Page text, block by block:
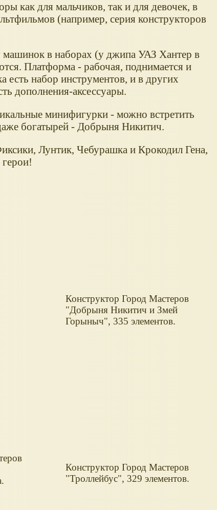
как для мальчиков, так и для девочек, в
(например, серия конструкторов
машинок в наборах (у джипа УАЗ Хантер в
Платформа - рабочая, поднимается и
есть набор инструментов, и в других
дополнения-аксессуары.
минифигурки - можно встретить
богатырей - Добрыня Никитич.
Лунтик, Чебурашка и Крокодил Гена,
Конструктор Город Мастеров
"Добрыня Никитич и Змей
Горыныч", 335 элементов.
Конструктор Город Мастеров
"Троллейбус", 329 элементов.